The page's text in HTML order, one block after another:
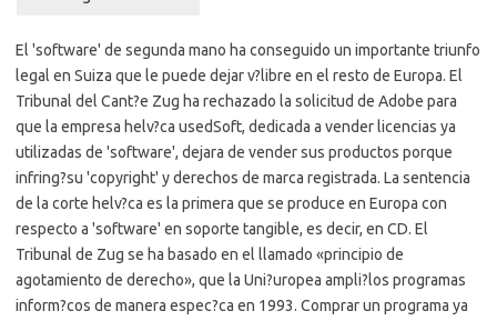
El 'software' de segunda mano ha conseguido un importante triunfo
legal en Suiza que le puede dejar v?libre en el resto de Europa. El
Tribunal del Cant?e Zug ha rechazado la solicitud de Adobe para
que la empresa helv?ca usedSoft, dedicada a vender licencias ya
utilizadas de 'software', dejara de vender sus productos porque
infring?su 'copyright' y derechos de marca registrada. La sentencia
de la corte helv?ca es la primera que se produce en Europa con
respecto a 'software' en soporte tangible, es decir, en CD. El
Tribunal de Zug se ha basado en el llamado «principio de
agotamiento de derecho», que la Uni?uropea ampli?los programas
inform?cos de manera espec?ca en 1993. Comprar un programa ya